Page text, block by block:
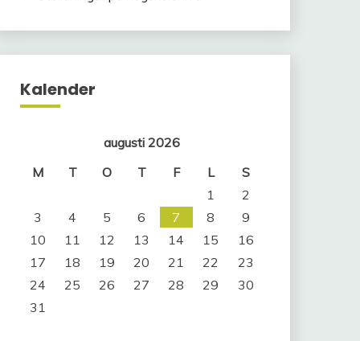
Kalender
augusti 2026
M
T O T F L
S
1
2
3
4 5 6 7 8
9
10
11 12 13 14 15
16
17
18 19 20 21 22
23
24
25 26 27 28 29
30
31